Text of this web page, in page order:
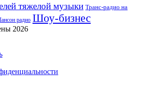
тяжелой музыки Транс-радио на
радио Шоу-бизнес
2026